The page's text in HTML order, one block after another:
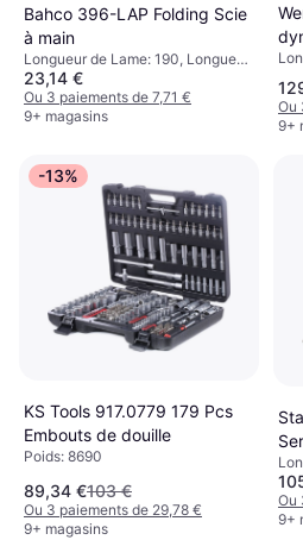
Bahco 396-LAP Folding Scie
à main
Longueur de Lame: 190, Longueur:
405, Poids: 200
23,14 €
Ou 3 paiements de 7,71 €
9+ magasins
Ou
9+
-13%
KS Tools 917.0779 179 Pcs
Embouts de douille
Poids: 8690
89,34 €103 €
Ou 3 paiements de 29,78 €
9+ magasins
Ou
9+